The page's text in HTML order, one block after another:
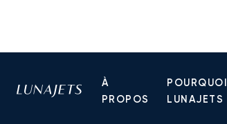
À
PROPOS
POURQUOI
LUNAJETS